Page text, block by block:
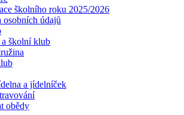
školního roku 2025/2026
osobních údajů
školní klub
a jídelníček
obědy